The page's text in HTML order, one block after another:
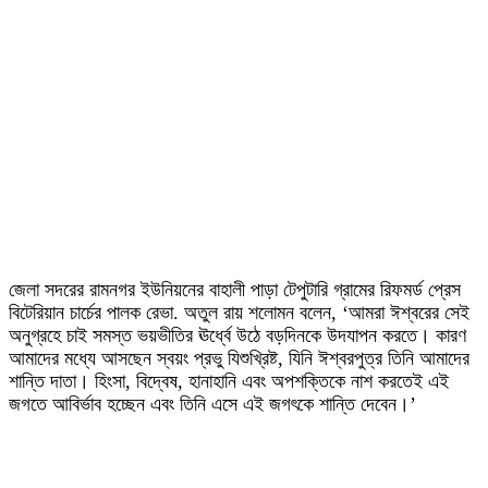
জেলা সদরের রামনগর ইউনিয়নের বাহালী পাড়া টেপুটারি গ্রামের রিফমর্ড প্রেস
বিটেরিয়ান চার্চের পালক রেভা. অতুল রায় শলোমন বলেন, ‘আমরা ঈশ্বরের সেই
অনুগ্রহে চাই সমস্ত ভয়ভীতির ঊর্ধ্বে উঠে বড়দিনকে উদযাপন করতে। কারণ
আমাদের মধ্যে আসছেন স্বয়ং প্রভু যিশুখ্রিষ্ট, যিনি ঈশ্বরপুত্র তিনি আমাদের
শান্তি দাতা। হিংসা, বিদ্বেষ, হানাহানি এবং অপশক্তিকে নাশ করতেই এই
জগতে আবির্ভাব হচ্ছেন এবং তিনি এসে এই জগৎকে শান্তি দেবেন।’